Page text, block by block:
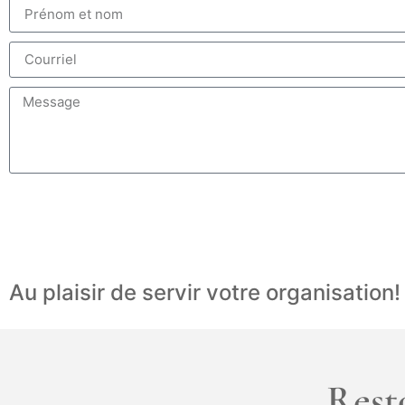
Au plaisir de servir votre organisation!